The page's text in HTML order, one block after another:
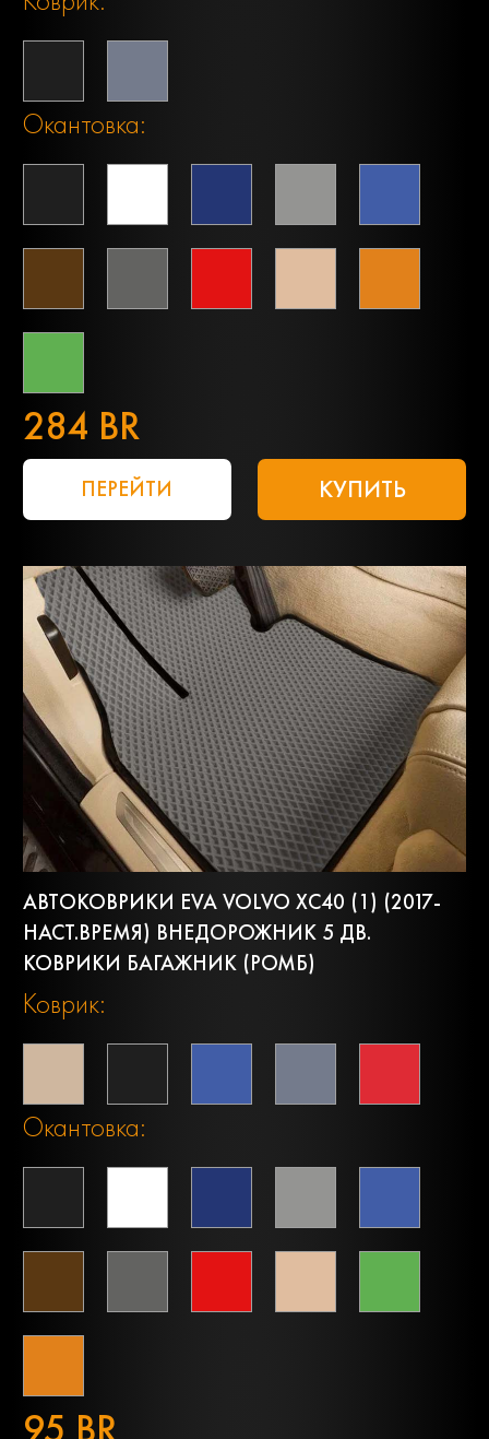
Окантовка:
284 BR
ПЕРЕЙТИ КУПИТЬ
АВТОКОВРИКИ EVA VOLVO XC40 (1) (2017-
НАСТ.ВРЕМЯ) ВНЕДОРОЖНИК 5 ДВ.
КОВРИКИ БАГАЖНИК (РОМБ)
Коврик:
Окантовка: